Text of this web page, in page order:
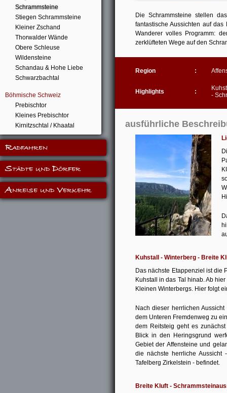
Schrammsteine
Stiegen Schrammsteine
Kleiner Zschand
Thorwalder Wände
Obere Schleuse
Wildensteine
Schandau & Hohe Liebe
Schwarzbachtal
Böhmische Schweiz
Prebischtor
Kleines Prebischtor
Kirnitzschtal / Khaatal
Radfahren
Städte und Dörfer
Anreise und Verkehr
Die Schrammsteine stellen
fantastische Aussichten auf
Wanderer volles Programm:
zerklüfteten Wege auf den
Region :
Highlights :
-
ausführliche
Kuhstall - Winterberg - Breite
Das nächste Etappenziel ist die
Kuhstall in das Tal hinab. Ab
Kleinen Winterbergs. Hier folgt
Nach dieser herrlichen
dem Unteren Fremdenweg zu
dem Reitsteig geht es
Blick in den Heringsgrund
Gebiet der Affensteine und
die nächste herrliche
Tafelberg Zirkelstein - befindet.
Breite Kluft -